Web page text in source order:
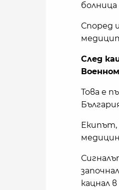
Според
След
Това е
кацнал